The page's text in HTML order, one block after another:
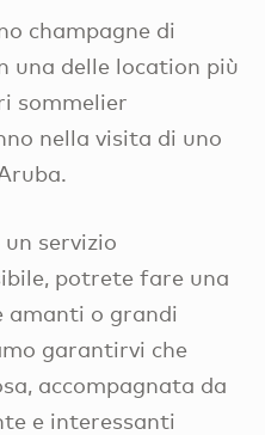
champagne di
una delle location più
sommelier
nella visita di uno
servizio
potrete fare una
amanti o grandi
garantirvi che
accompagnata da
e interessanti